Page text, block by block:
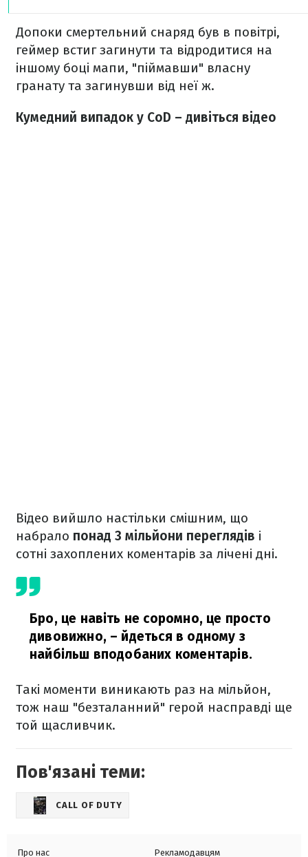
Допоки смертельний снаряд був в повітрі,
геймер встиг загинути та відродитися на
іншому боці мапи, "піймавши" власну
гранату та загинувши від неї ж.
Кумедний випадок у CoD – дивіться відео
Відео вийшло настільки смішним, що
набрало понад 3 мільйони переглядів і
сотні захоплених коментарів за лічені дні.
Бро, це навіть не соромно, це просто
дивовижно, – йдеться в одному з
найбільш вподобаних коментарів.
Такі моменти виникають раз на мільйон,
тож наш "безталанний" герой насправді ще
той щасливчик.
Пов'язані теми:
CALL OF DUTY
Про нас
Рекламодавцям